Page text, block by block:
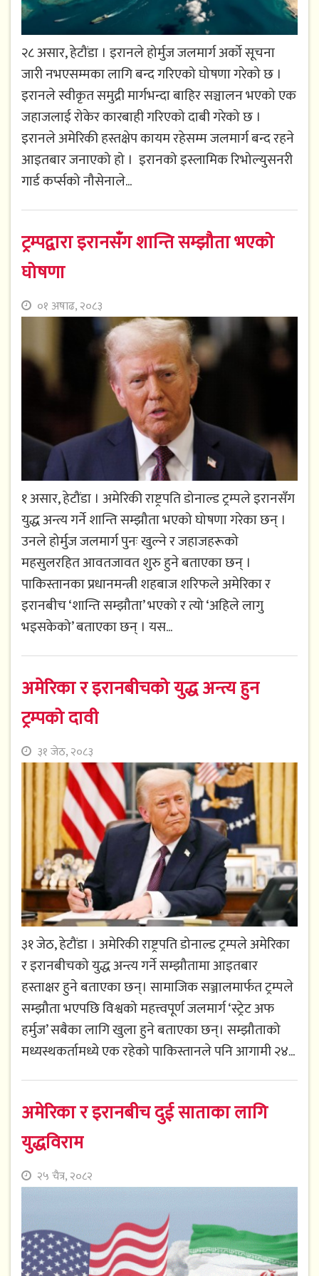
२८ असार, हेटौंडा । इरानले होर्मुज जलमार्ग अर्को सूचना
जारी नभएसम्मका लागि बन्द गरिएको घोषणा गरेको छ ।
इरानले स्वीकृत समुद्री मार्गभन्दा बाहिर सञ्चालन भएको एक
जहाजलाई रोकेर कारबाही गरिएको दाबी गरेको छ ।
इरानले अमेरिकी हस्तक्षेप कायम रहेसम्म जलमार्ग बन्द रहने
आइतबार जनाएको हो । इरानको इस्लामिक रिभोल्युसनरी
गार्ड कर्प्सको नौसेनाले...
ट्रम्पद्वारा इरानसँग शान्ति सम्झौता भएको
घोषणा
०१ अषाढ, २०८३
१ असार, हेटौंडा । अमेरिकी राष्ट्रपति डोनाल्ड ट्रम्पले इरानसँग
युद्ध अन्त्य गर्ने शान्ति सम्झौता भएको घोषणा गरेका छन् ।
उनले होर्मुज जलमार्ग पुनः खुल्ने र जहाजहरूको
महसुलरहित आवतजावत शुरु हुने बताएका छन् ।
पाकिस्तानका प्रधानमन्त्री शहबाज शरिफले अमेरिका र
इरानबीच ‘शान्ति सम्झौता’ भएको र त्यो ‘अहिले लागु
भइसकेको’ बताएका छन् । यस...
अमेरिका र इरानबीचको युद्ध अन्त्य हुन
ट्रम्पको दावी
३१ जेठ, २०८३
३१ जेठ, हेटौंडा । अमेरिकी राष्ट्रपति डोनाल्ड ट्रम्पले अमेरिका
र इरानबीचको युद्ध अन्त्य गर्ने सम्झौतामा आइतबार
हस्ताक्षर हुने बताएका छन्। सामाजिक सञ्जालमार्फत ट्रम्पले
सम्झौता भएपछि विश्वको महत्त्वपूर्ण जलमार्ग ‘स्ट्रेट अफ
हर्मुज’ सबैका लागि खुला हुने बताएका छन्। सम्झौताको
मध्यस्थकर्तामध्ये एक रहेको पाकिस्तानले पनि आगामी २४...
अमेरिका र इरानबीच दुई साताका लागि
युद्धविराम
२५ चैत्र, २०८२